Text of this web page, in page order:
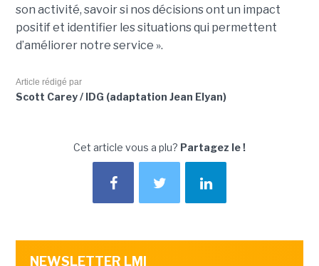
son activité, savoir si nos décisions ont un impact
positif et identifier les situations qui permettent
d’améliorer notre service ».
Article rédigé par
Scott Carey / IDG (adaptation Jean Elyan)
Cet article vous a plu? Partagez le !
NEWSLETTER LMI